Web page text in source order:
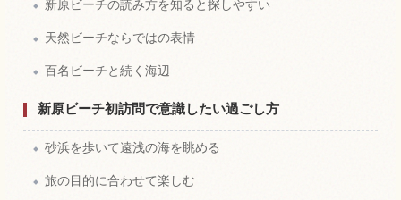
新原ビーチの読み方を知ると探しやすい
天然ビーチならではの表情
百名ビーチと続く海辺
新原ビーチ初訪問で意識したい過ごし方
砂浜を歩いて遠浅の海を眺める
旅の目的に合わせて楽しむ